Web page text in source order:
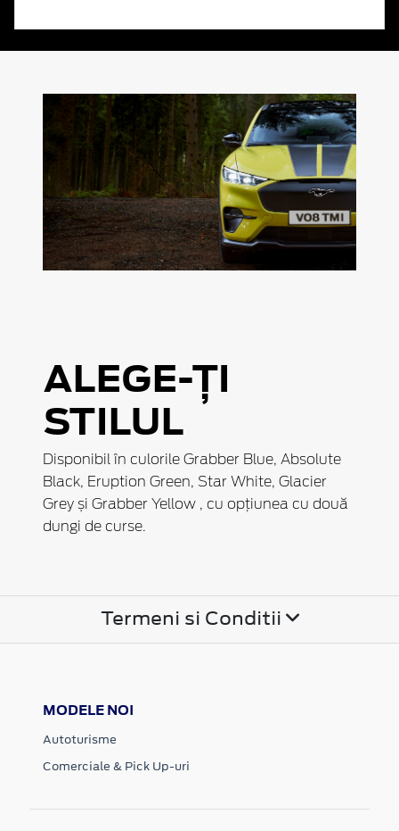
ALEGE-ȚI
STILUL
Disponibil în culorile Grabber Blue, Absolute
Black, Eruption Green, Star White, Glacier
Grey și Grabber Yellow , cu opțiunea cu două
dungi de curse.
Termeni si Conditii
MODELE NOI
Autoturisme
Comerciale & Pick Up-uri